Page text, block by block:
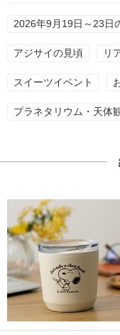
2026年9月19日～23日
アジサイの見頃 リ
スイーツイベント
プラネタリウム・天体